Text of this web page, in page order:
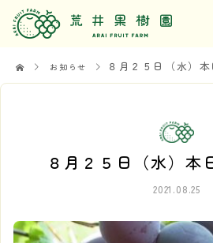
お知らせ ８月２５日（水）
８月２５日（水）本
2021.08.25